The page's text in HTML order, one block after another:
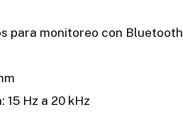
para monitoreo con Bluetooth
Hz a 20 kHz